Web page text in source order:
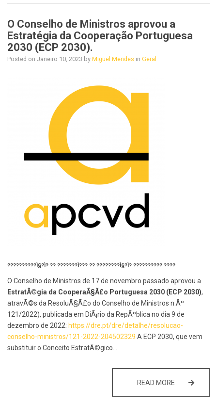
O Conselho de Ministros aprovou a
Estratégia da Cooperação Portuguesa
2030 (ECP 2030).
Posted on Janeiro 10, 2023 by Miguel Mendes in Geral
??????????Ì§?Ì? ?? ???????Ì??? ?? ????????Ì§?Ì? ?????????? ????
O Conselho de Ministros de 17 de novembro passado aprovou a
EstratÃ©gia da CooperaÃ§Ã£o Portuguesa 2030 (ECP 2030),
atravÃ©s da ResoluÃ§Ã£o do Conselho de Ministros n.Âº
121/2022), publicada em DiÃ¡rio da RepÃºblica no dia 9 de
dezembro de 2022: https://dre.pt/dre/detalhe/resolucao-
conselho-ministros/121-2022-204502329 A ECP 2030, que vem
substituir o Conceito EstratÃ©gico…
READ MORE O